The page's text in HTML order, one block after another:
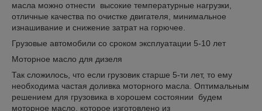
масла можно отнести высокие температурные нагрузки,
отличные качества по очистке двигателя, минимальное
изнашивание и снижение затрат на горючее.
Грузовые автомобили со сроком эксплуатации 5-10 лет
Моторное масло для дизеля
Так сложилось, что если грузовик старше 5-ти лет, то ему
необходима частая доливка моторного масла. Оптимальным
решением для грузовика в хорошем состоянии будем
моторное масло, которое изготовлено из